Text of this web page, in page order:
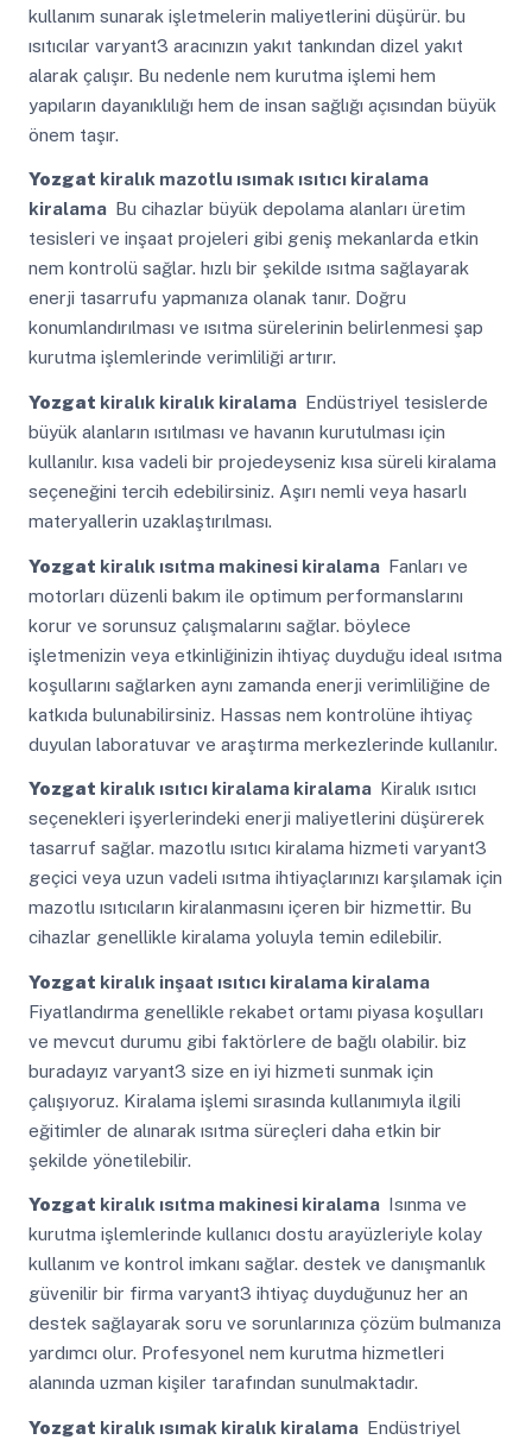
kullanım sunarak işletmelerin maliyetlerini düşürür. bu
ısıtıcılar varyant3 aracınızın yakıt tankından dizel yakıt
alarak çalışır. Bu nedenle nem kurutma işlemi hem
yapıların dayanıklılığı hem de insan sağlığı açısından büyük
önem taşır.
Yozgat kiralık mazotlu ısımak ısıtıcı kiralama
kiralama Bu cihazlar büyük depolama alanları üretim
tesisleri ve inşaat projeleri gibi geniş mekanlarda etkin
nem kontrolü sağlar. hızlı bir şekilde ısıtma sağlayarak
enerji tasarrufu yapmanıza olanak tanır. Doğru
konumlandırılması ve ısıtma sürelerinin belirlenmesi şap
kurutma işlemlerinde verimliliği artırır.
Yozgat kiralık kiralık kiralama Endüstriyel tesislerde
büyük alanların ısıtılması ve havanın kurutulması için
kullanılır. kısa vadeli bir projedeyseniz kısa süreli kiralama
seçeneğini tercih edebilirsiniz. Aşırı nemli veya hasarlı
materyallerin uzaklaştırılması.
Yozgat kiralık ısıtma makinesi kiralama Fanları ve
motorları düzenli bakım ile optimum performanslarını
korur ve sorunsuz çalışmalarını sağlar. böylece
işletmenizin veya etkinliğinizin ihtiyaç duyduğu ideal ısıtma
koşullarını sağlarken aynı zamanda enerji verimliliğine de
katkıda bulunabilirsiniz. Hassas nem kontrolüne ihtiyaç
duyulan laboratuvar ve araştırma merkezlerinde kullanılır.
Yozgat kiralık ısıtıcı kiralama kiralama Kiralık ısıtıcı
seçenekleri işyerlerindeki enerji maliyetlerini düşürerek
tasarruf sağlar. mazotlu ısıtıcı kiralama hizmeti varyant3
geçici veya uzun vadeli ısıtma ihtiyaçlarınızı karşılamak için
mazotlu ısıtıcıların kiralanmasını içeren bir hizmettir. Bu
cihazlar genellikle kiralama yoluyla temin edilebilir.
Yozgat kiralık inşaat ısıtıcı kiralama kiralama
Fiyatlandırma genellikle rekabet ortamı piyasa koşulları
ve mevcut durumu gibi faktörlere de bağlı olabilir. biz
buradayız varyant3 size en iyi hizmeti sunmak için
çalışıyoruz. Kiralama işlemi sırasında kullanımıyla ilgili
eğitimler de alınarak ısıtma süreçleri daha etkin bir
şekilde yönetilebilir.
Yozgat kiralık ısıtma makinesi kiralama Isınma ve
kurutma işlemlerinde kullanıcı dostu arayüzleriyle kolay
kullanım ve kontrol imkanı sağlar. destek ve danışmanlık
güvenilir bir firma varyant3 ihtiyaç duyduğunuz her an
destek sağlayarak soru ve sorunlarınıza çözüm bulmanıza
yardımcı olur. Profesyonel nem kurutma hizmetleri
alanında uzman kişiler tarafından sunulmaktadır.
Yozgat kiralık ısımak kiralık kiralama Endüstriyel